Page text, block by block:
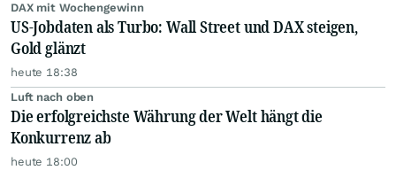
DAX mit Wochengewinn
US-Jobdaten als Turbo: Wall Street und DAX steigen,
Gold glänzt
heute 18:38
Luft nach oben
Die erfolgreichste Währung der Welt hängt die
Konkurrenz ab
heute 18:00